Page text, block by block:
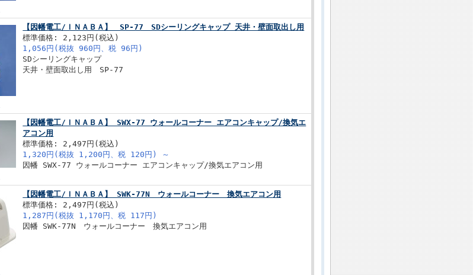
【因幡電工/ＩＮＡＢＡ】 SP-77 SDシーリングキャップ 天井・壁面取出し用
標準価格: 2,123円(税込)
1,056円(税抜 960円、税 96円)
SDシーリングキャップ
天井・壁面取出し用 SP-77
【因幡電工/ＩＮＡＢＡ】 SWX-77 ウォールコーナー エアコンキャップ/換気エ
アコン用
標準価格: 2,497円(税込)
1,320円(税抜 1,200円、税 120円)
～
因幡 SWX-77 ウォールコーナー エアコンキャップ/換気エアコン用
【因幡電工/ＩＮＡＢＡ】 SWK-77N ウォールコーナー 換気エアコン用
標準価格: 2,497円(税込)
1,287円(税抜 1,170円、税 117円)
因幡 SWK-77N ウォールコーナー 換気エアコン用